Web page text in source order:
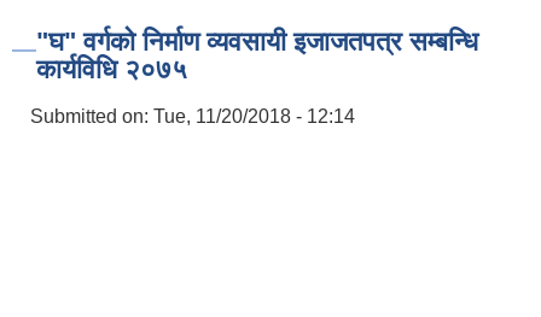
"घ" वर्गको निर्माण व्यवसायी इजाजतपत्र सम्बन्धि
कार्यविधि २०७५
Submitted on: Tue, 11/20/2018 - 12:14